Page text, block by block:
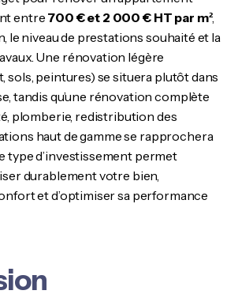
entre 700 € et 2 000 € HT par m²,
le niveau de prestations souhaité et la
Une rénovation légère
sols, peintures) se situera plutôt dans
tandis qu’une rénovation complète
plomberie, redistribution des
haut de gamme se rapprochera
type d’investissement permet
durablement votre bien,
et d’optimiser sa performance